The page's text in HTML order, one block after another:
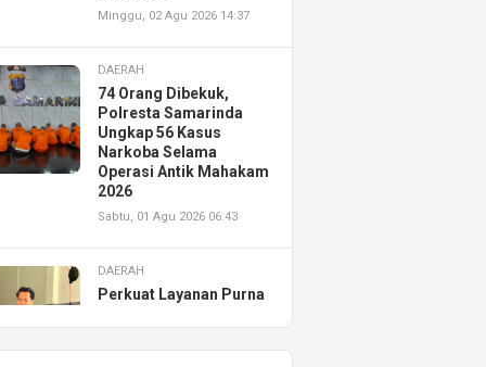
Minggu, 02 Agu 2026 14:37
DAERAH
74 Orang Dibekuk,
Polresta Samarinda
Ungkap 56 Kasus
Narkoba Selama
Operasi Antik Mahakam
2026
Sabtu, 01 Agu 2026 06:43
DAERAH
Perkuat Layanan Purna
Resmikan AHASS